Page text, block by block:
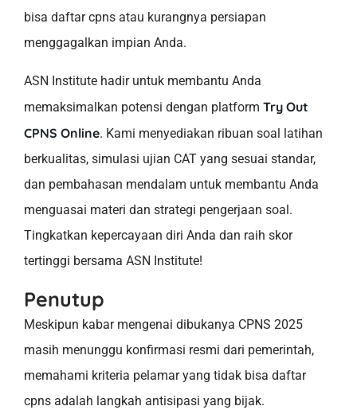
bisa daftar cpns atau kurangnya persiapan
menggagalkan impian Anda.
ASN Institute hadir untuk membantu Anda
memaksimalkan potensi dengan platform Try Out
CPNS Online. Kami menyediakan ribuan soal latihan
berkualitas, simulasi ujian CAT yang sesuai standar,
dan pembahasan mendalam untuk membantu Anda
menguasai materi dan strategi pengerjaan soal.
Tingkatkan kepercayaan diri Anda dan raih skor
tertinggi bersama ASN Institute!
Penutup
Meskipun kabar mengenai dibukanya CPNS 2025
masih menunggu konfirmasi resmi dari pemerintah,
memahami kriteria pelamar yang tidak bisa daftar
cpns adalah langkah antisipasi yang bijak.